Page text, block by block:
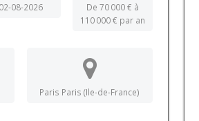
02-08-2026
De 70 000 € à
110 000 € par an
Paris Paris (Ile-de-France)